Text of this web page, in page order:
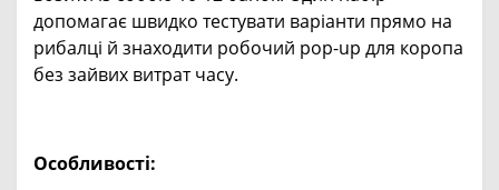
допомагає швидко тестувати варіанти прямо на
рибалці й знаходити робочий pop-up для коропа
без зайвих витрат часу.
Особливості: